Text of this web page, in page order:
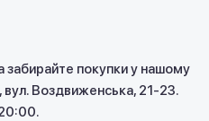
покупки у нашому
Воздвиженська, 21-23.